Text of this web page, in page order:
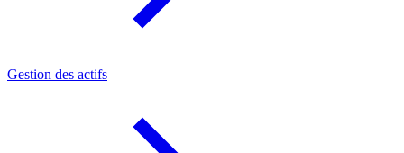
Gestion des actifs